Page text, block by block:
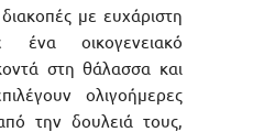
διακοπές με ευχάριστη
ένα οικογενειακό
στη θάλασσα και
ολιγοήμερες
την δουλειά τους,